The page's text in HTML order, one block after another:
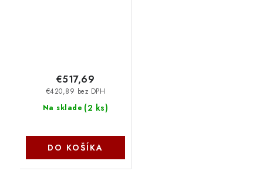
Na sklade (2 ks)
€420,89 bez DPH
€517,69
DO KOŠÍKA